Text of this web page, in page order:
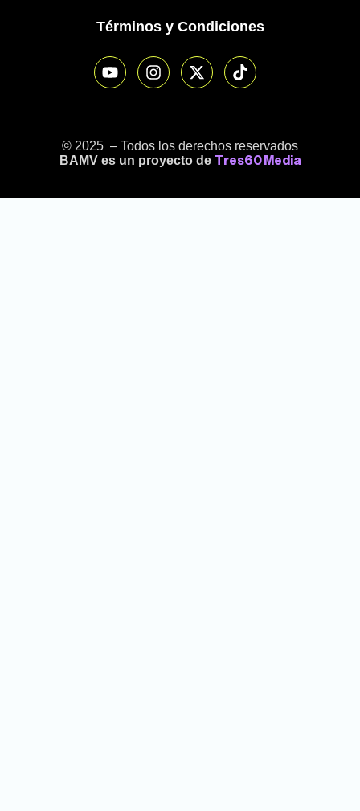
Términos y Condiciones
© 2025 – Todos los derechos reservados
BAMV es un proyecto de Tres60 Media